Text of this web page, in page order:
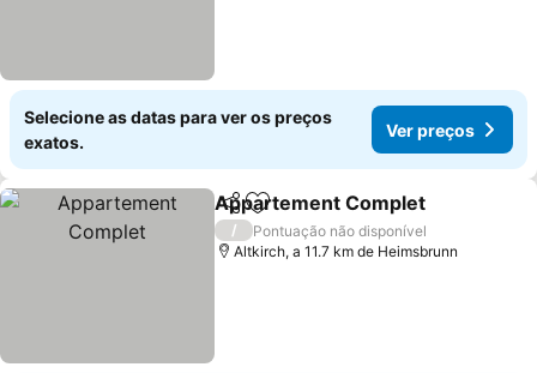
Selecione as datas para ver os preços
exatos.
Ver preços
PartilharAdicionar aos favoritos
Appartement Complet
/
Pontuação não disponível
Altkirch, a 11.7 km de Heimsbrunn